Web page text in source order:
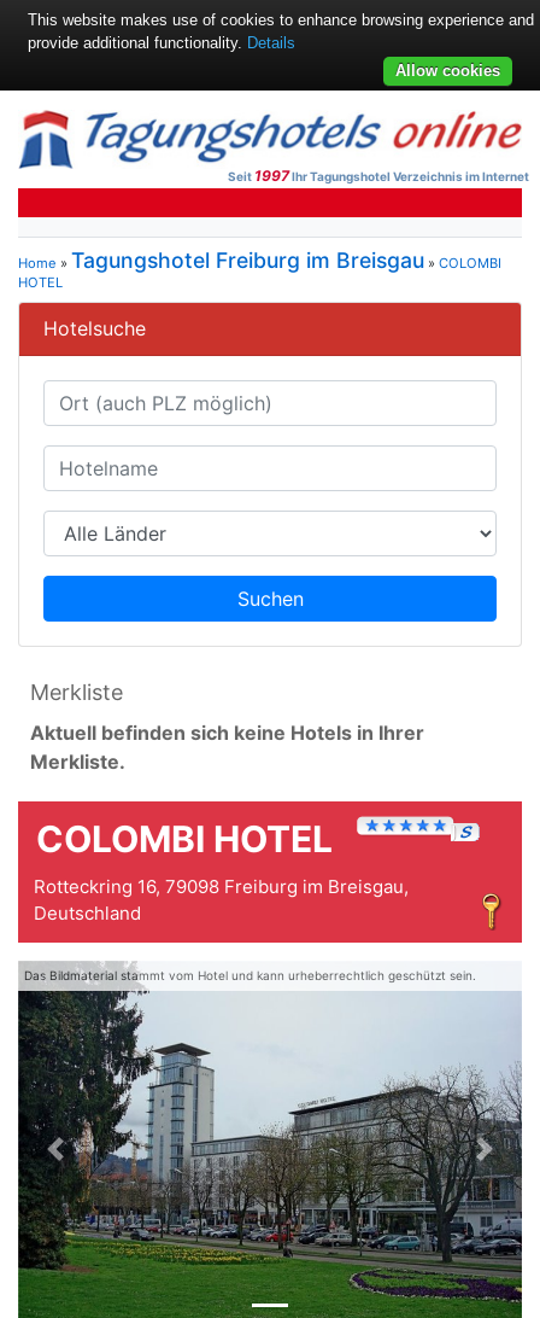
Seit 1997Ihr Tagungshotel Verzeichnis im Internet
Home » Tagungshotel Freiburg im Breisgau » COLOMBI
HOTEL
Hotelsuche
Suchen
Merkliste
Aktuell befinden sich keine Hotels in Ihrer
Merkliste.
COLOMBI HOTEL
Rotteckring 16, 79098 Freiburg im Breisgau,
Deutschland
Das Bildmaterial stammt vom Hotel und kann urheberrechtlich geschützt sein.
Zurück
This website makes use of cookies to enhance browsing experience and
provide additional functionality. Details
Allow cookies